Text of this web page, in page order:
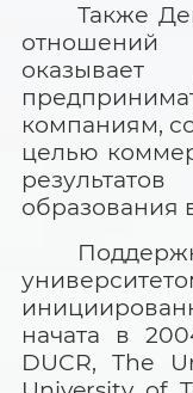
Также
отношений
оказывает
компаниям,
целью
образования
начата в
DUCR,The